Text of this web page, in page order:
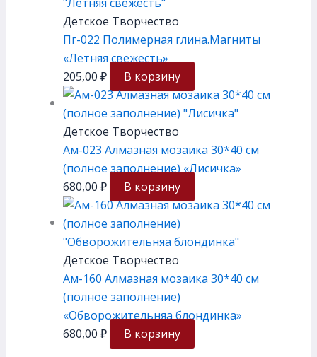
Детское Творчество
Пг-022 Полимерная глина.Магниты
«Летняя свежесть»
205,00 ₽ В корзину
Детское Творчество
Ам-023 Алмазная мозаика 30*40 см
(полное заполнение) «Лисичка»
680,00 ₽ В корзину
Детское Творчество
Ам-160 Алмазная мозаика 30*40 см
(полное заполнение)
«Обворожительняа блондинка»
680,00 ₽ В корзину